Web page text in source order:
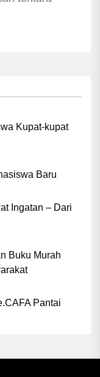
Kupat-kupat
Baru
Ingatan – Dari
Buku Murah
Pantai